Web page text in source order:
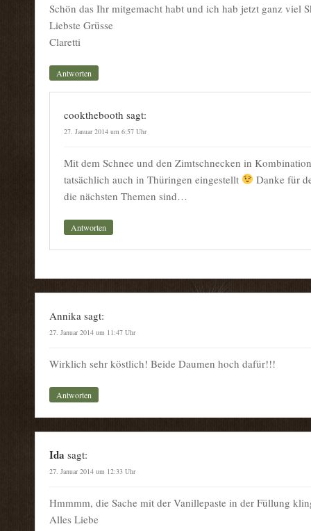
Schön das Ihr mitgemacht habt und ich hab jetzt ganz viel
Liebste Grüsse
Claretti
Antworten
cookthebooth sagt:
27. Januar 2014 um 6:57 Uhr
Mit dem Schnee und den Zimtschnecken in
tatsächlich auch in Thüringen eingestellt
Danke für
die nächsten Themen sind…
Antworten
Annika sagt:
27. Januar 2014 um 11:47 Uhr
Wirklich sehr köstlich! Beide Daumen hoch dafür!!!
Antworten
Ida sagt:
27. Januar 2014 um 12:33 Uhr
Hmmmm, die Sache mit der Vanillepaste in der Füllung
Alles Liebe